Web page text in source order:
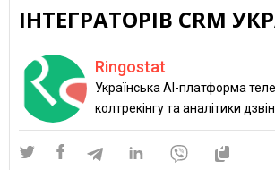
ІНТЕГРАТОРІВ CRM
Ringostat
Українська AI-платформа
колтрекінгу та аналітики